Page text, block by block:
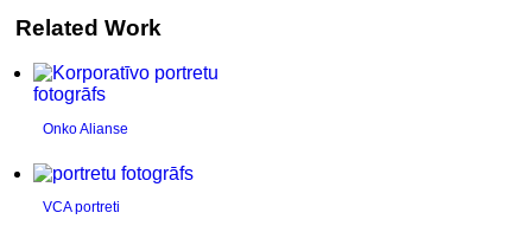
Related Work
Onko Alianse
VCA portreti